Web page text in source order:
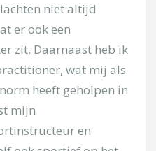
niet altijd
er ook een
zit. Daarnaast heb ik
wat mij als
heeft geholpen in
mijn
en